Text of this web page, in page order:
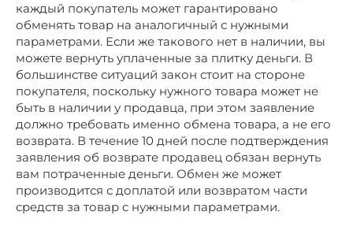
каждый покупатель может гарантировано
обменять товар на аналогичный с нужными
параметрами. Если же такового нет в наличии, вы
можете вернуть уплаченные за плитку деньги. В
большинстве ситуаций закон стоит на стороне
покупателя, поскольку нужного товара может не
быть в наличии у продавца, при этом заявление
должно требовать именно обмена товара, а не его
возврата. В течение 10 дней после подтверждения
заявления об возврате продавец обязан вернуть
вам потраченные деньги. Обмен же может
производится с доплатой или возвратом части
средств за товар с нужными параметрами.